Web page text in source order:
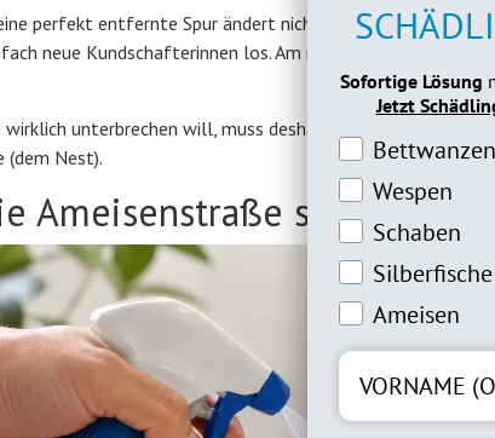
perfekt entfernte Spur ändert nichts an der Ursache.
neue Kundschafterinnen los. Am nächsten Tag
wirklich unterbrechen will, muss deshalb an zwei Stellen
(dem Nest).
Ameisenstraße sofort
Sofortige Lösung
Jetzt
Bettwanzen
Wespeninteresse
Wespen
Schaben
Silberfische
Silberfische
Ameisen